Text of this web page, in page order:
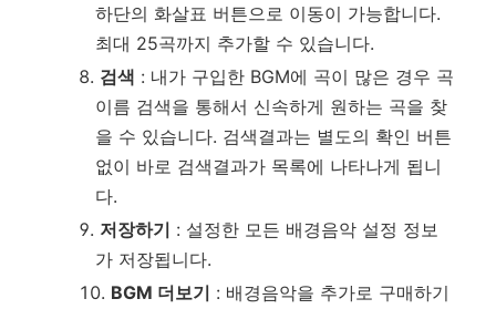
하단의 화살표 버튼으로 이동이 가능합니다.
최대 25곡까지 추가할 수 있습니다.
검색 : 내가 구입한 BGM에 곡이 많은 경우 곡
이름 검색을 통해서 신속하게 원하는 곡을 찾
을 수 있습니다. 검색결과는 별도의 확인 버튼
없이 바로 검색결과가 목록에 나타나게 됩니
다.
저장하기 : 설정한 모든 배경음악 설정 정보
가 저장됩니다.
BGM 더보기 : 배경음악을 추가로 구매하기